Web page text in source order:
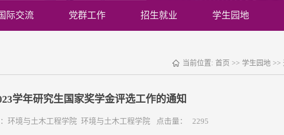
际交流 党群工作 招生就业 学生园地
当前位置: 首页 >> 学生园地 >>
学年研究生国家奖学金评选工作的通知
环境与土木工程学院 环境与土木工程学院 点击量： 2295